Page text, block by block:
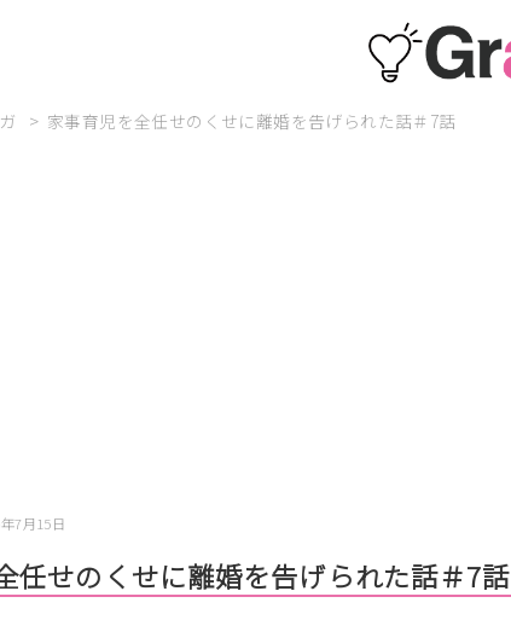
家事育児を全任せのくせに離婚を告げられた話＃7話
7月15日
任せのくせに離婚を告げられた話＃7話